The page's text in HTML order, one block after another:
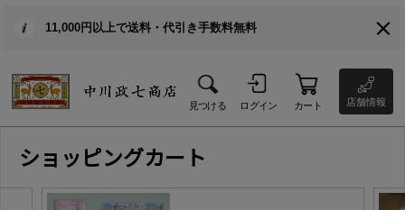
11,000円以上で送料・代引き手数料無料
見つける ログイン カート 店舗情報
ショッピングカート